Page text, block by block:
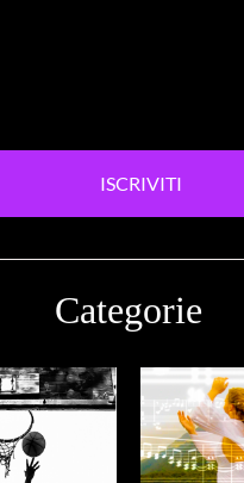
ISCRIVITI
Categorie